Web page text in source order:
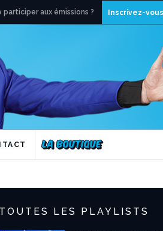
participer aux émissions ? Inscrivez-vous
TOUTES LES PLAYLISTS